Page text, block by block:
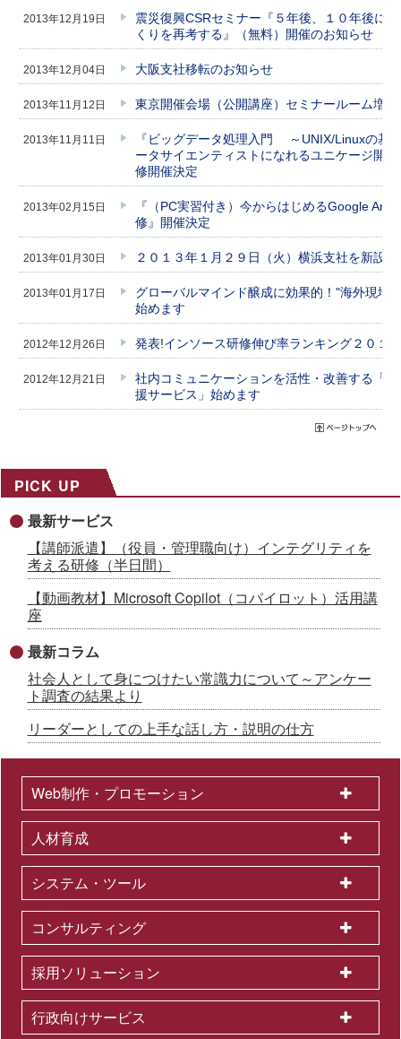
2013年12月19日
震災復興CSRセミナー『５年後、１０年後に
くりを再考する』（無料）開催のお知らせ
2013年12月04日 大阪支社移転のお知らせ
2013年11月12日 東京開催会場（公開講座）セミナールーム増
2013年11月11日
『ビッグデータ処理入門 ～UNIX/Linuxの基
ータサイエンティストになれるユニケージ開
修開催決定
2013年02月15日
『（PC実習付き）今からはじめるGoogle
修』開催決定
2013年01月30日 ２０１３年１月２９日（火）横浜支社を新設
2013年01月17日
グローバルマインド醸成に効果的！"海外現地
始めます
2012年12月26日 発表!インソース研修伸び率ランキング２０１
2012年12月21日
社内コミュニケーションを活性・改善する「
援サービス」始めます
PICK UP
最新サービス
【講師派遣】（役員・管理職向け）インテグリティを
考える研修（半日間）
【動画教材】Microsoft Copilot（コパイロット）活用講
座
最新コラム
社会人として身につけたい常識力について～アンケー
ト調査の結果より
リーダーとしての上手な話し方・説明の仕方
Web制作・プロモーション
人材育成
システム・ツール
コンサルティング
採用ソリューション
行政向けサービス